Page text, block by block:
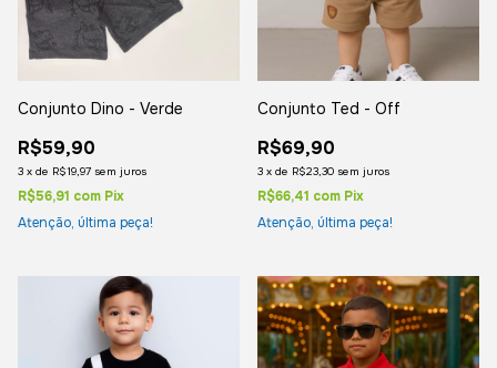
Conjunto Dino - Verde
R$59,90
3 x de R$19,97 sem juros
R$56,91 com Pix
Atenção, última peça!
Conjunto Ted - Off
R$69,90
3 x de R$23,30 sem juros
R$66,41 com Pix
Atenção, última peça!